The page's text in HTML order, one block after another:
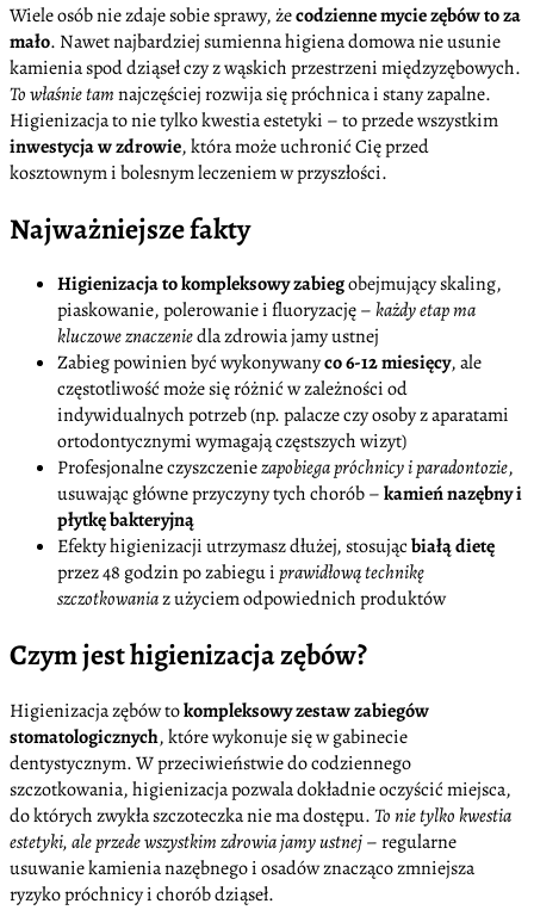
Wiele osób nie zdaje sobie sprawy, żecodzienne mycie zębów to za
mało. Nawet najbardziej sumienna higiena domowa nie usunie
kamienia spod dziąseł czy z wąskich przestrzeni międzyzębowych.
To właśnie tamnajczęściej rozwija się próchnica i stany zapalne.
Higienizacja to nie tylko kwestia estetyki – to przede wszystkim
inwestycja w zdrowie, która może uchronić Cię przed
kosztownym i bolesnym leczeniem w przyszłości.
Najważniejsze fakty
Higienizacja to kompleksowy zabiegobejmujący skaling,
piaskowanie, polerowanie i fluoryzację –każdy etap ma
kluczowe znaczeniedla zdrowia jamy ustnej
Zabieg powinien być wykonywanyco 6-12 miesięcy, ale
częstotliwość może się różnić w zależności od
indywidualnych potrzeb (np. palacze czy osoby z aparatami
ortodontycznymi wymagają częstszych wizyt)
Profesjonalne czyszczeniezapobiega próchnicy i paradontozie,
usuwając główne przyczyny tych chorób –kamień nazębny i
płytkę bakteryjną
Efekty higienizacji utrzymasz dłużej, stosującbiałą dietę
przez 48 godzin po zabiegu iprawidłową technikę
szczotkowaniaz użyciem odpowiednich produktów
Czym jest higienizacja zębów?
Higienizacja zębów tokompleksowy zestaw zabiegów
stomatologicznych, które wykonuje się w gabinecie
dentystycznym. W przeciwieństwie do codziennego
szczotkowania, higienizacja pozwala dokładnie oczyścić miejsca,
do których zwykła szczoteczka nie ma dostępu.To nie tylko kwestia
estetyki, ale przede wszystkim zdrowia jamy ustnej– regularne
usuwanie kamienia nazębnego i osadów znacząco zmniejsza
ryzyko próchnicy i chorób dziąseł.